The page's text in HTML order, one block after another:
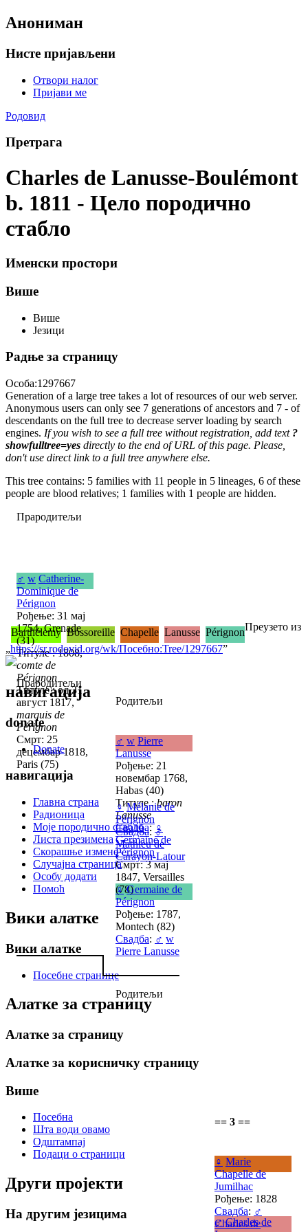
Анониман
Нисте пријављени
Отвори налог
Пријави ме
Родовид
Претрага
Charles de Lanusse-Boulémont
b. 1811 - Цело породично
стабло
Именски простори
Више
Више
Језици
Радње за страницу
Особа:1297667
Generation of a large tree takes a lot of resources of our web server.
Anonymous users can only see 7 generations of ancestors and 7 - of
descendants on the full tree to decrease server loading by search
engines. If you wish to see a full tree without registration, add text ?
showfulltree=yes directly to the end of URL of this page. Please,
don't use direct link to a full tree anywhere else.
This tree contains: 5 families with 11 people in 5 lineages, 6 of these
people are blood relatives; 1 families with 1 people are hidden.
Прародитељи
♂ w Catherine-
Dominique de
Pérignon
Рођење: 31 мај
1754, Grenade
(31)
Титуле : 1808,
comte de
Pérignon
Титуле : од 31
август 1817,
marquis de
Pérignon
Смрт: 25
децембар 1818,
Paris (75)
Прародитељи
Родитељи
♂ w Pierre
Lanusse
Рођење: 21
новембар 1768,
Habas (40)
Титуле :baron
Lanusse
Свадба:♀
Germaine de
Pérignon
Смрт: 3 мај
1847, Versailles
(78)
♀ Mélanie de
Pérignon
Свадба: ♂
Mathieu de
Carayon-Latour
♀ Germaine de
Pérignon
Рођење: 1787,
Montech (82)
Свадба: ♂ w
Pierre Lanusse
Родитељи
== 3 ==
♀ Marie
Chapelle de
Jumilhac
Рођење: 1828
Свадба: ♂
Charles de
♂ Charles de
Barthélemy Bossoreille Chapelle Lanusse PérignonПреузето из
„https://sr.rodovid.org/wk/Посебно:Tree/1297667”
навигација
donate
Donate
навигација
Главна страна
Радионица
Моје породично стабло
Листа презимена
Скорашње измене
Случајна страница
Особу додати
Помоћ
Вики алатке
Вики алатке
Посебне странице
Алатке за страницу
Алатке за страницу
Алатке за корисничку страницу
Више
Посебна
Шта води овамо
Одштампај
Подаци о страници
Други пројекти
На другим језицима